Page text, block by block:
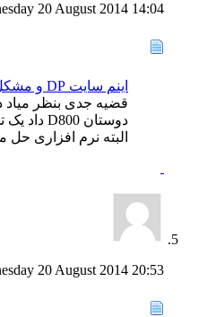
20 August 2014 14:04
اینم سایت DP و مشکل نویز D810
قضیه جدی بنظر میاد
دوستان D800 داد یک تستی بزنن
البته نرم افزاری حل
20 August 2014 20:53